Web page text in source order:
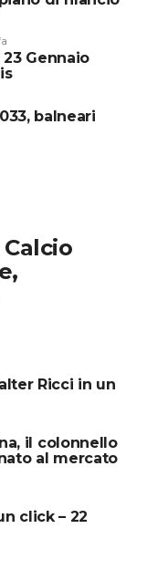
Gennaio
balneari
Ricci in un
il colonnello
al mercato
click – 22